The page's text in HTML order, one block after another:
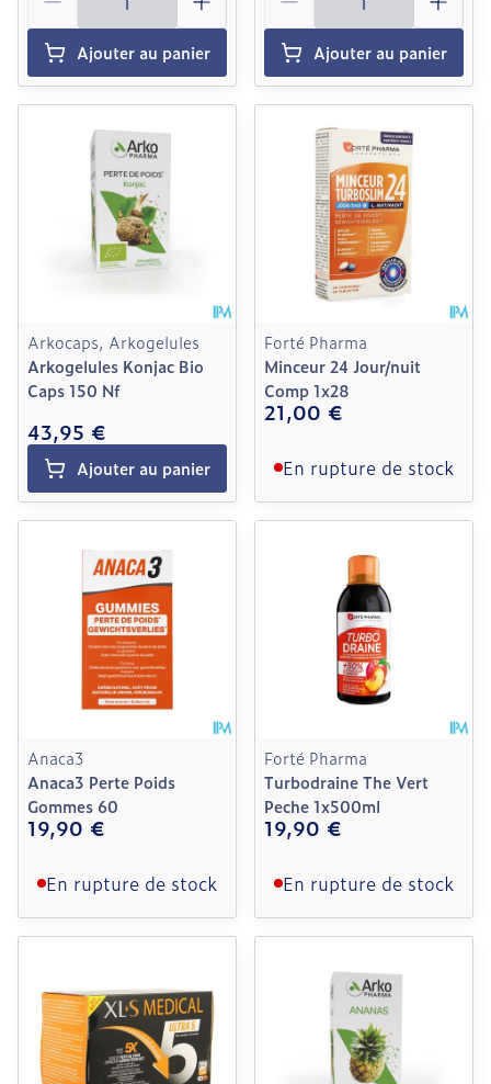
Ajouter au panier Ajouter au panier
Arkocaps, Arkogelules
Arkogelules Konjac Bio
Caps 150 Nf
43,95 €
Ajouter au panier
Forté Pharma
Minceur 24 Jour/nuit
Comp 1x28
21,00 €
En rupture de stock
Anaca3
Anaca3 Perte Poids
Gommes 60
19,90 €
En rupture de stock
Forté Pharma
Turbodraine The Vert
Peche 1x500ml
19,90 €
En rupture de stock